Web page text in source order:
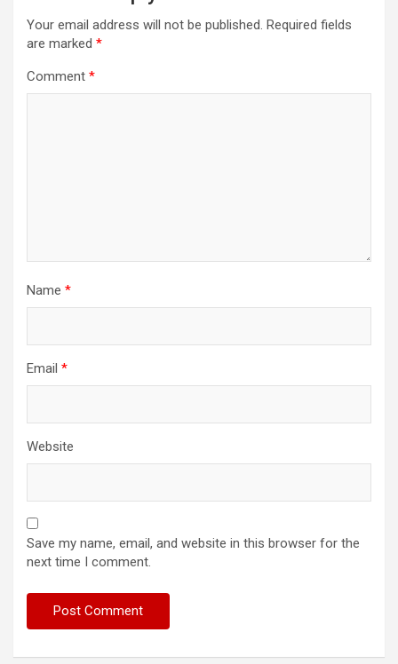
Your email address will not be published. Required fields
are marked *
Comment *
Name *
Email *
Website
Save my name, email, and website in this browser for the
next time I comment.